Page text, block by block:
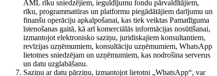
AML rīku sniedzējiem, ieguldījumu fondu pārvaldītājiem,
rīku, programmatūras un platformu piegādātājiem darījumu un
finanšu operāciju apkalpošanai, kas tiek veiktas Pamatlīguma
īstenošanas gaitā, kā arī komerciālās informācijas nosūtīšanai,
izmantojot elektronisko saziņu, juridiskajiem konsultantiem,
revīzijas uzņēmumiem, konsultāciju uzņēmumiem, WhatsApp
lietotnes sniedzējam un uzņēmumiem, kas nodrošina serverus
un datu uzglabāšanu.
Saziņu ar datu pārziņu, izmantojot lietotni „WhatsApp“, var